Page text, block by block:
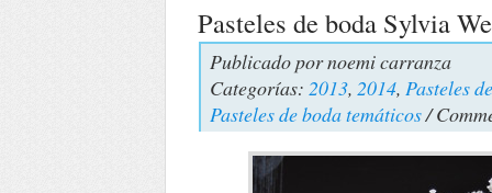
Pasteles de boda Sylvia
Publicado pornoemi carranza
Categorías: 2013, 2014, Pasteles
Pasteles de boda temáticos/